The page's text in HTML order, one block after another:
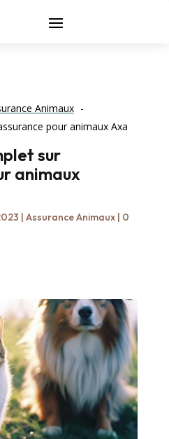
Animaux
pour animaux Axa
sur
animaux
| Assurance Animaux| 0